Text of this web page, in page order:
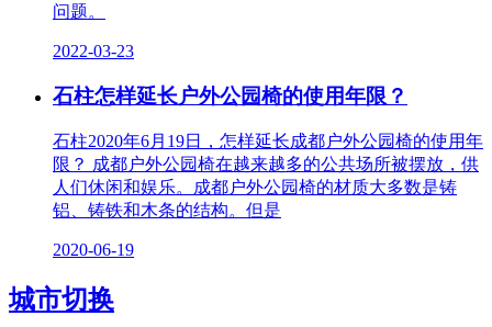
问题。
2022-03-23
石柱怎样延长户外公园椅的使用年限？
石柱2020年6月19日，怎样延长成都户外公园椅的使用年
限？ 成都户外公园椅在越来越多的公共场所被摆放，供
人们休闲和娱乐。成都户外公园椅的材质大多数是铸
铝、铸铁和木条的结构。但是
2020-06-19
城市切换